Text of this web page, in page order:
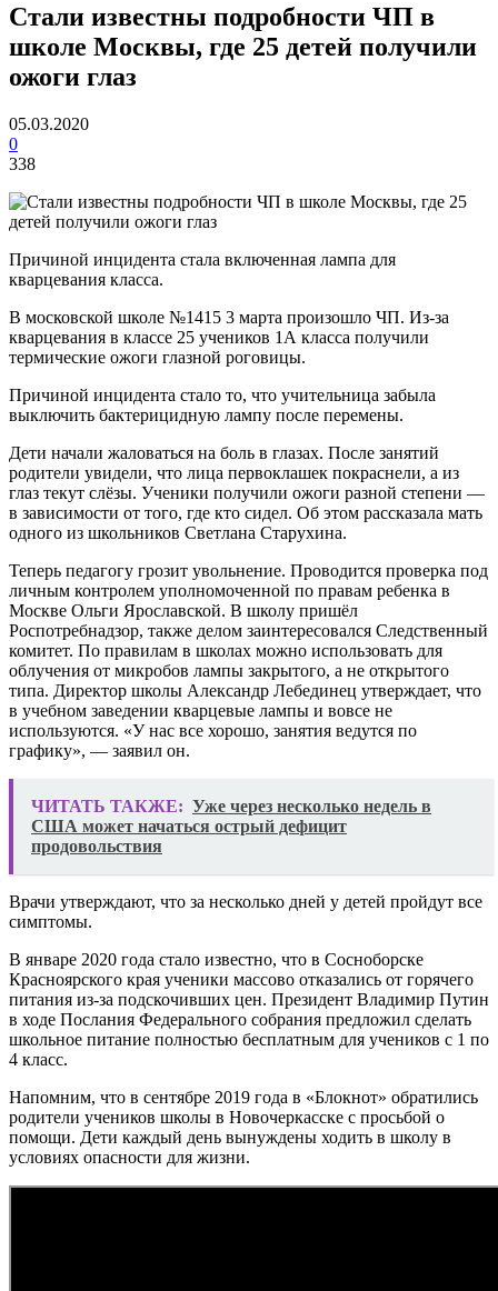
Стали известны подробности ЧП в
школе Москвы, где 25 детей получили
ожоги глаз
05.03.2020
0
338
Причиной инцидента стала включенная лампа для
кварцевания класса.
В московской школе №1415 3 марта произошло ЧП. Из-за
кварцевания в классе 25 учеников 1А класса получили
термические ожоги глазной роговицы.
Причиной инцидента стало то, что учительница забыла
выключить бактерицидную лампу после перемены.
Дети начали жаловаться на боль в глазах. После занятий
родители увидели, что лица первоклашек покраснели, а из
глаз текут слёзы. Ученики получили ожоги разной степени —
в зависимости от того, где кто сидел. Об этом рассказала мать
одного из школьников Светлана Старухина.
Теперь педагогу грозит увольнение. Проводится проверка под
личным контролем уполномоченной по правам ребенка в
Москве Ольги Ярославской. В школу пришёл
Роспотребнадзор, также делом заинтересовался Следственный
комитет. По правилам в школах можно использовать для
облучения от микробов лампы закрытого, а не открытого
типа. Директор школы Александр Лебединец утверждает, что
в учебном заведении кварцевые лампы и вовсе не
используются. «У нас все хорошо, занятия ведутся по
графику», — заявил он.
ЧИТАТЬ ТАКЖЕ: Уже через несколько недель в
США может начаться острый дефицит
продовольствия
Врачи утверждают, что за несколько дней у детей пройдут все
симптомы.
В январе 2020 года стало известно, что в Сосноборске
Красноярского края ученики массово отказались от горячего
питания из-за подскочивших цен. Президент Владимир Путин
в ходе Послания Федерального собрания предложил сделать
школьное питание полностью бесплатным для учеников с 1 по
4 класс.
Напомним, что в сентябре 2019 года в «Блокнот» обратились
родители учеников школы в Новочеркасске с просьбой о
помощи. Дети каждый день вынуждены ходить в школу в
условиях опасности для жизни.